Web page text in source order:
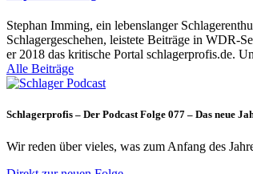
Stephan Imming, ein lebenslanger
Schlagergeschehen, leistete Beiträge in WDR-
er 2018 das kritische Portal schlagerprofis.de.
Alle Beiträge
Schlagerprofis – Der Podcast Folge 077 – Das neue
Wir reden über vieles, was zum Anfang des